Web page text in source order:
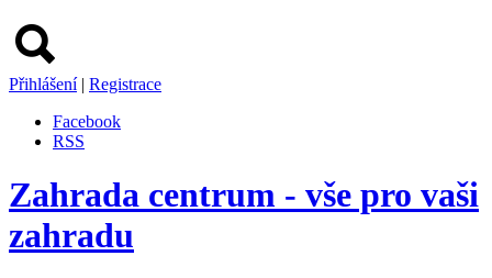
Přihlášení | Registrace
Facebook
RSS
Zahrada centrum - vše pro vaši
zahradu